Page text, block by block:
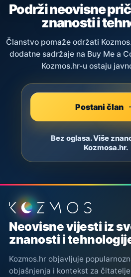
Podrži neovisne
znanosti i
Članstvo pomaže održati
dodatne sadržaje na Buy Me a
Kozmos.hr-u ostaju
Postani član
Bez oglasa. Više
Kozmosa.hr.
Podnožje stranice
Neovisne vijesti iz
znanosti i
Kozmos.hr objavljuje
objašnjenja i kontekst za